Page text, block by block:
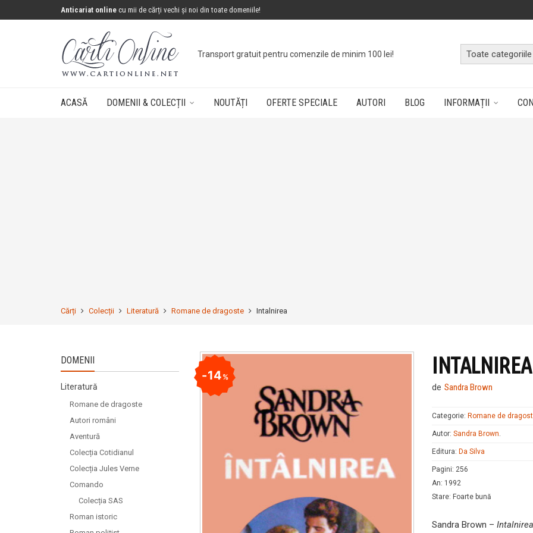
Anticariat online cu mii de cărți vechi și noi din toate domeniile!
Transport gratuit pentru comenzile de minim 100 lei!
ACASĂ DOMENII & COLECȚII NOUTĂȚI OFERTE SPECIALE AUTORI BLOG INFORMAȚII
Cărți Colecții Literatură Romane de dragoste Intalnirea
14% INTALNIREA
de Sandra Brown
Categorie: Romane de
Autor: Sandra Brown.
Editura: Da Silva
Pagini: 256
An: 1992
Stare: Foarte bună
Sandra Brown – Intalnirea
DOMENII
Literatură
Romane de dragoste
Autori români
Aventură
Colecția Cotidianul
Colecția Jules Verne
Comando
Colecția SAS
Roman istoric